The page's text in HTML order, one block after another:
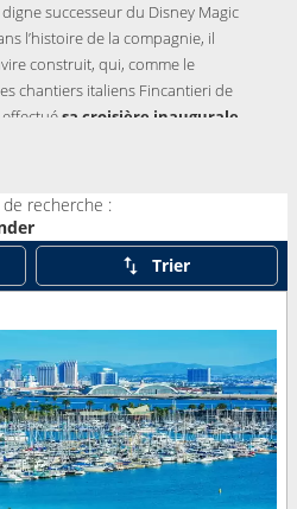
successeur du Disney Magic
l’histoire de la compagnie, il
construit, qui, comme le
chantiers italiens Fincantieri de
sa croisière inaugurale
espaces communs ainsi que
bénéficié d’une nouvelle
y ont été ajoutées.
recherche :
Trier